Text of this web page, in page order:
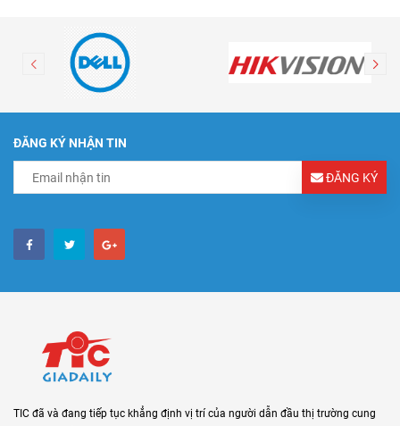
ĐĂNG KÝ NHẬN TIN
ĐĂNG KÝ
TIC đã và đang tiếp tục khẳng định vị trí của người dẫn đầu thị trường cung